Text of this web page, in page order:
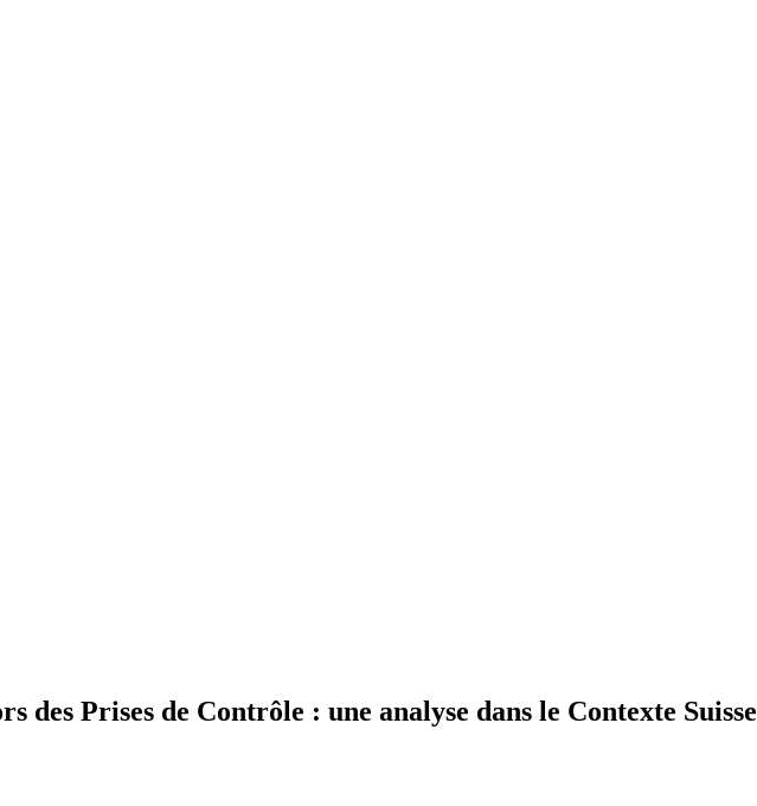
des Prises de Contrôle : une analyse dans le Contexte Suisse